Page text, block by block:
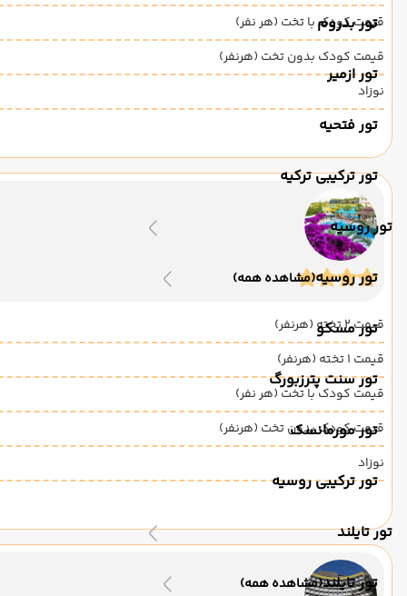
تور بدروم
تور ازمیر
تور فتحیه
تور ترکیبی ترکیه
تور روسیه
تور روسیه(مشاهده همه)
تور مسکو
تور سنت پترزبورگ
تور مورمانسک
تور ترکیبی روسیه
تور تایلند
تور تایلند(مشاهده همه)
قیمت کودک با تخت (هر نفر)
قیمت کودک بدون تخت (هرنفر)
نوزاد
قیمت 2 تخته (هرنفر)
قیمت 1 تخته (هرنفر)
قیمت کودک با تخت (هر نفر)
قیمت کودک بدون تخت (هرنفر)
نوزاد